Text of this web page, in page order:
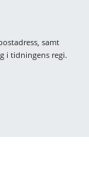
samt
i tidningens regi.